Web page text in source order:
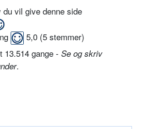
vil give denne side
5,0 (5 stemmer)
13.514 gange - Se og skriv
.